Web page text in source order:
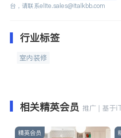
台，请联系elite.sales@italkbb.com
行业标签
室内装修
相关精英会员 推广 | 基于
精英会员